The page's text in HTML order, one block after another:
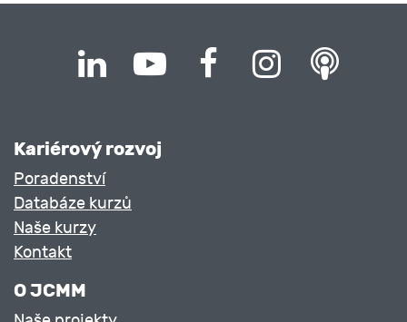
Kariérový rozvoj
Poradenství
Databáze kurzů
Naše kurzy
Kontakt
O JCMM